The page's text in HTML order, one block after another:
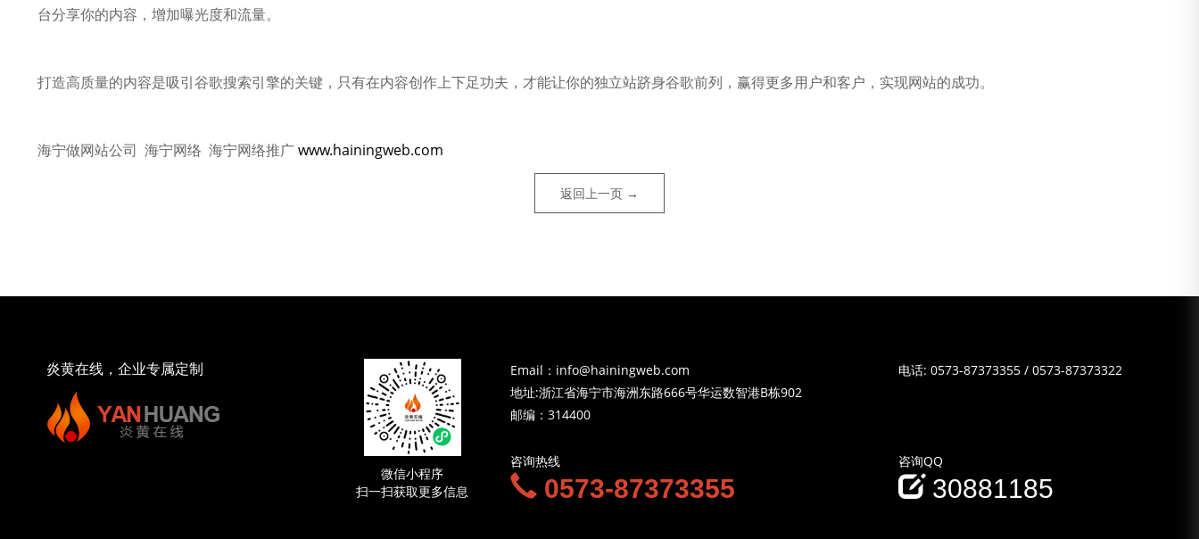
台分享你的内容，增加曝光度和流量。
打造高质量的内容是吸引谷歌搜索引擎的关键，只有在内容创作上下足功夫，才能让你的独立站跻身谷歌前列，赢得更多用户和客户，实现网站的成功。
海宁做网站公司 海宁网络 海宁网络推广www.hainingweb.com
返回上一页 →
炎黄在线，企业专属定制
微信小程序
扫一扫获取更多信息
Email：info@hainingweb.com
地址:浙江省海宁市海洲东路666号华运数智港B栋902
邮编：314400
电话: 0573-87373355/ 0573-87373322
咨询热线
0573-87373355
咨询QQ
30881185